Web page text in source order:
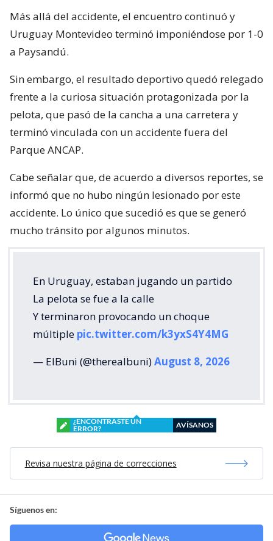
Más allá del accidente, el encuentro continuó y
Uruguay Montevideo terminó imponiéndose por 1-0
a Paysandú.
Sin embargo, el resultado deportivo quedó relegado
frente a la curiosa situación protagonizada por la
pelota, que pasó de la cancha a una carretera y
terminó vinculada con un accidente fuera del
Parque ANCAP.
Cabe señalar que, de acuerdo a diversos reportes, se
informó que no hubo ningún lesionado por este
accidente. Lo único que sucedió es que se generó
mucho tránsito por algunos minutos.
En Uruguay, estaban jugando un partido
La pelota se fue a la calle
Y terminaron provocando un choque
múltiple pic.twitter.com/k3yxS4Y4MG
— ElBuni (@therealbuni)August 8, 2026
¿ENCONTRASTE UN
ERROR?
AVÍSANOS
Revisa nuestra página de correcciones
Síguenos en: